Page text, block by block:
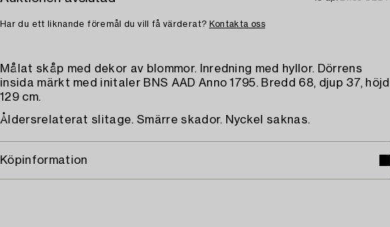
Har du ett liknande föremål du vill få värderat? Kontakta oss
Målat skåp med dekor av blommor. Inredning med hyllor. Dörrens
insida märkt med initaler BNS AAD Anno 1795. Bredd 68, djup 37, höjd
129 cm.
Åldersrelaterat slitage. Smärre skador. Nyckel saknas.
Köpinformation